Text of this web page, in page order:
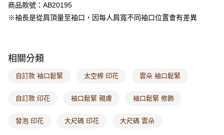
每筆NT$60，滿NT$1,000(含以上)免運費
付款後門市自取
每筆NT$60，滿NT$1,000(含以上)免運費
商品款號：AB20195
※袖長是從肩頂量至袖口，因每人肩寬不同袖口位置會有差異
相關分類
自訂款 袖口鬆緊 太空棉 印花 雲朵 袖口鬆緊
自訂款 印花 袖口鬆緊 親膚 袖口鬆緊 修飾
發泡 印花 大尺碼 印花 大尺碼 雲朵